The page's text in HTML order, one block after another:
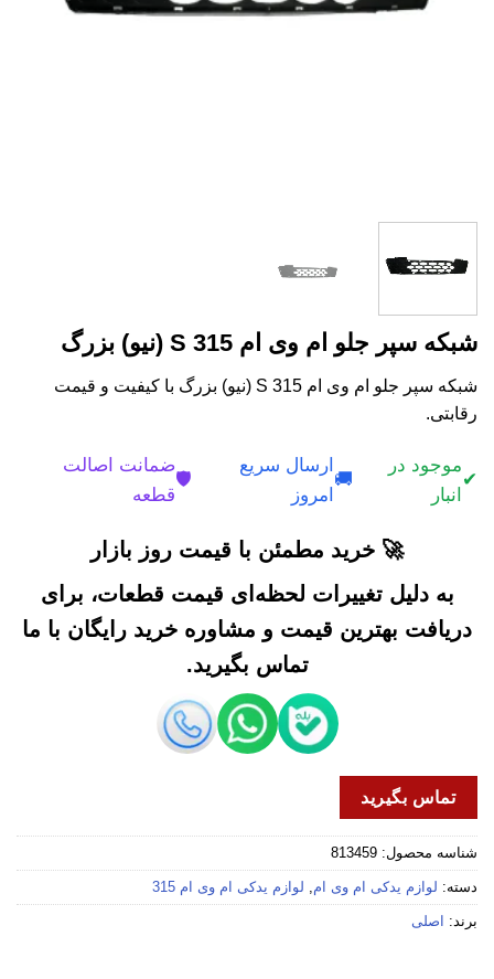
شبکه سپر جلو ام وی ام 315 S (نیو) بزرگ
شبکه سپر جلو ام وی ام 315 S (نیو) بزرگ با کیفیت و قیمت
رقابتی.
✔
موجود در
انبار
🚚
ارسال سریع
امروز
🛡️
ضمانت اصالت
قطعه
🚀 خرید مطمئن با قیمت روز بازار
به دلیل تغییرات لحظه‌ای قیمت قطعات، برای
دریافت بهترین قیمت و مشاوره خرید رایگان با ما
تماس بگیرید.
تماس بگیرید
شناسه محصول: 813459
دسته: لوازم یدکی ام وی ام, لوازم یدکی ام وی ام 315
برند: اصلی